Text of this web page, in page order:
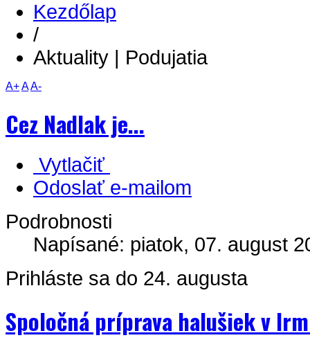
Kezdőlap
/
Aktuality | Podujatia
A+AA-
Cez Nadlak je...
Vytlačiť
Odoslať e-mailom
Podrobnosti
Napísané: piatok, 07. august
Prihláste sa do 24. augusta
Spoločná príprava halušiek v